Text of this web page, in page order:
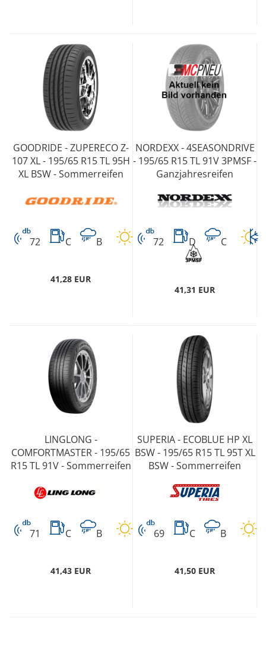
GOODRIDE - ZUPERECO Z-
107 XL - 195/65 R15 TL 95H
XL BSW - Sommerreifen
72 C B
41,28 EUR
NORDEXX - 4SEASONDRIVE
- 195/65 R15 TL 91V 3PMSF -
Ganzjahresreifen
72 D C
41,31 EUR
LINGLONG -
COMFORTMASTER - 195/65
R15 TL 91V - Sommerreifen
71 C B
41,43 EUR
SUPERIA - ECOBLUE HP XL
BSW - 195/65 R15 TL 95T XL
BSW - Sommerreifen
69 C B
41,50 EUR